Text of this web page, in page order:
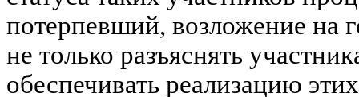
потерпевший, возложение на
не только разъяснять
обеспечивать реализа­цию